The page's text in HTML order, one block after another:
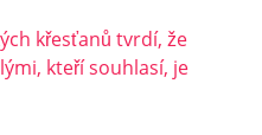
křesťanů tvrdí, že
kteří souhlasí, je